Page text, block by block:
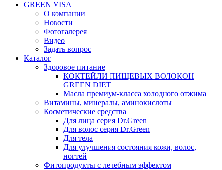
GREEN VISA
О компании
Новости
Фотогалерея
Видео
Задать вопрос
Каталог
Здоровое питание
КОКТЕЙЛИ ПИЩЕВЫХ ВОЛОКОН
GREEN DIET
Масла премиум-класса холодного отжима
Витамины, минералы, аминокислоты
Косметические средства
Для лица серия Dr.Green
Для волос серия Dr.Green
Для тела
Для улучшения состояния кожи, волос,
ногтей
Фитопродукты с лечебным эффектом